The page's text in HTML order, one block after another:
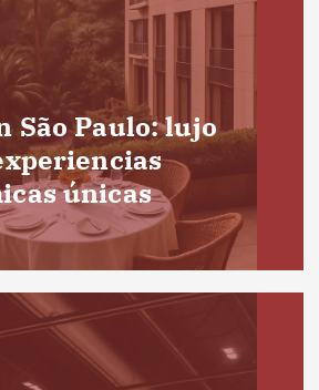
São Paulo: lujo
únicas